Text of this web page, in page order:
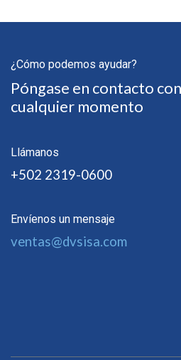
¿Cómo podemos ayudar?
Póngase en contacto
cualquier momento
Llámanos
+502 2319-0600
Envíenos un mensaje
ventas@dvsisa.com